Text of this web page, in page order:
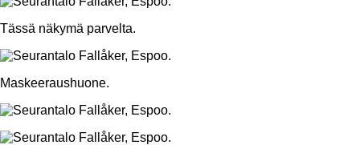
Tässä näkymä parvelta.
Maskeeraushuone.